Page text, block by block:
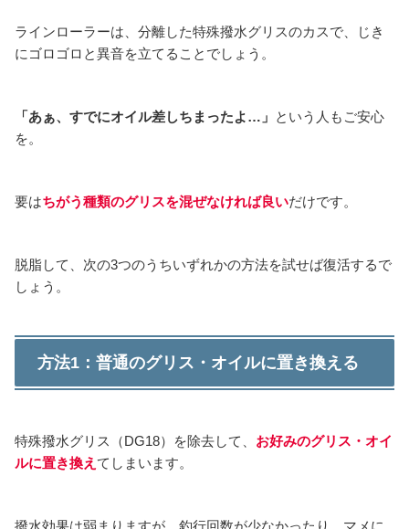
ラインローラーは、分離した特殊撥水グリスのカスで、じき
にゴロゴロと異音を立てることでしょう。
「あぁ、すでにオイル差しちまったよ…」 という人もご安心
を。
要はちがう種類のグリスを混ぜなければ良いだけです。
脱脂して、次の3つのうちいずれかの方法を試せば復活するで
しょう。
方法1：普通のグリス・オイルに置き換える
特殊撥水グリス（DG18）を除去して、 お好みのグリス・オイ
ルに置き換え てしまいます。